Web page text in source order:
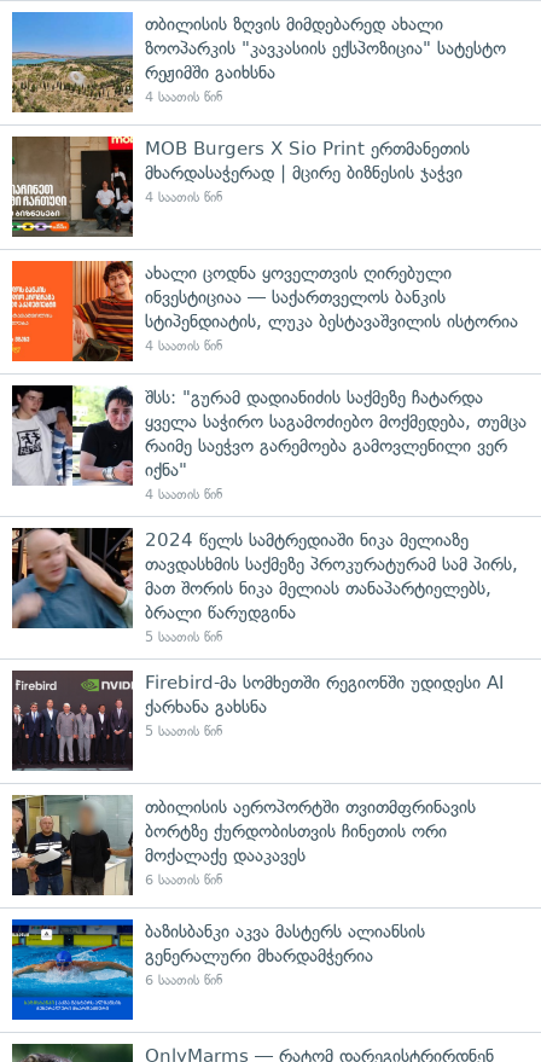
თბილისის ზღვის მიმდებარედ ახალი
ზოოპარკის "კავკასიის ექსპოზიცია" სატესტო
რეჟიმში გაიხსნა
4 საათის წინ
MOB Burgers X Sio Print ერთმანეთის
მხარდასაჭერად | მცირე ბიზნესის ჯაჭვი
4 საათის წინ
ახალი ცოდნა ყოველთვის ღირებული
ინვესტიციაა — საქართველოს ბანკის
სტიპენდიატის, ლუკა ბესტავაშვილის ისტორია
4 საათის წინ
შსს: "გურამ დადიანიძის საქმეზე ჩატარდა
ყველა საჭირო საგამოძიებო მოქმედება, თუმცა
რაიმე საეჭვო გარემოება გამოვლენილი ვერ
იქნა"
4 საათის წინ
2024 წელს სამტრედიაში ნიკა მელიაზე
თავდასხმის საქმეზე პროკურატურამ სამ პირს,
მათ შორის ნიკა მელიას თანაპარტიელებს,
ბრალი წარუდგინა
5 საათის წინ
Firebird-მა სომხეთში რეგიონში უდიდესი AI
ქარხანა გახსნა
5 საათის წინ
თბილისის აეროპორტში თვითმფრინავის
ბორტზე ქურდობისთვის ჩინეთის ორი
მოქალაქე დააკავეს
6 საათის წინ
ბაზისბანკი აკვა მასტერს ალიანსის
გენერალური მხარდამჭერია
6 საათის წინ
OnlyMarms — რატომ დარეგისტრირდნენ